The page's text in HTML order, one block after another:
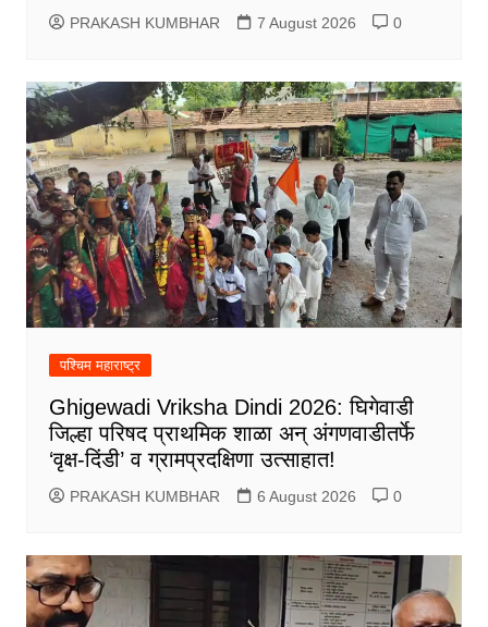
PRAKASH KUMBHAR 7 August 2026 0
पश्चिम महाराष्ट्र
Ghigewadi Vriksha Dindi 2026: घिगेवाडी
जिल्हा परिषद प्राथमिक शाळा अन् अंगणवाडीतर्फे
‘वृक्ष-दिंडी’ व ग्रामप्रदक्षिणा उत्साहात!
PRAKASH KUMBHAR 6 August 2026 0